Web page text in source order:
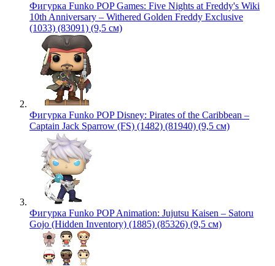
Фигурка Funko POP Games: Five Nights at Freddy's Wiki
10th Anniversary – Withered Golden Freddy Exclusive
(1033) (83091) (9,5 см)
Фигурка Funko POP Disney: Pirates of the Caribbean –
Captain Jack Sparrow (FS) (1482) (81940) (9,5 см)
Фигурка Funko POP Animation: Jujutsu Kaisen – Satoru
Gojo (Hidden Inventory) (1885) (85326) (9,5 см)